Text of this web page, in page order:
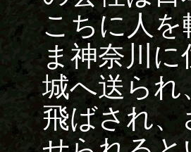
こちに人
ま神奈川
城へ送られ
飛ばされ